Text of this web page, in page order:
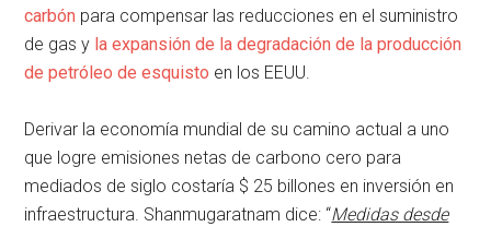
carbón para compensar las reducciones en el suministro
de gas y la expansión de la degradación de la producción
de petróleo de esquisto en los EEUU.
Derivar la economía mundial de su camino actual a uno
que logre emisiones netas de carbono cero para
mediados de siglo costaría $ 25 billones en inversión en
infraestructura. Shanmugaratnam dice: “Medidas desde